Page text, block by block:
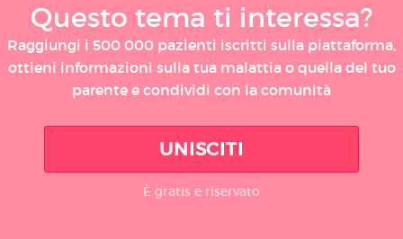
Questo tema ti interessa?
Raggiungi i 500 000 pazienti iscritti sulla piattaforma,
ottieni informazioni sulla tua malattia o quella del tuo
parente e condividi con la comunità
UNISCITI
È gratis e riservato